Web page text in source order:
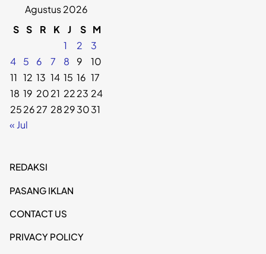
Agustus 2026
S S R K J S M
1
2
3
4
5 6 7 8 9
10
11 12 13 14 15 16 17
18 19 2021 2223 24
252627 28293031
« Jul
REDAKSI
PASANG IKLAN
CONTACT US
PRIVACY POLICY